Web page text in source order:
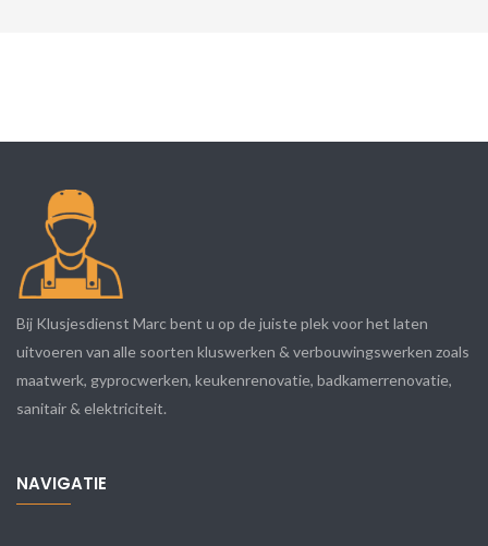
Bij Klusjesdienst Marc bent u op de juiste plek voor het laten
uitvoeren van alle soorten kluswerken & verbouwingswerken zoals
maatwerk, gyprocwerken, keukenrenovatie, badkamerrenovatie,
sanitair & elektriciteit.
NAVIGATIE